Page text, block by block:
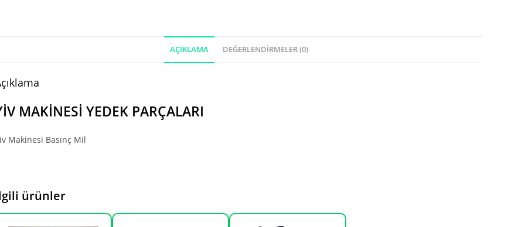
AÇIKLAMA DEĞERLENDIRMELER (0)
MAKİNESİ YEDEK PARÇALARI
Makinesi Basınç Mil
ürünler